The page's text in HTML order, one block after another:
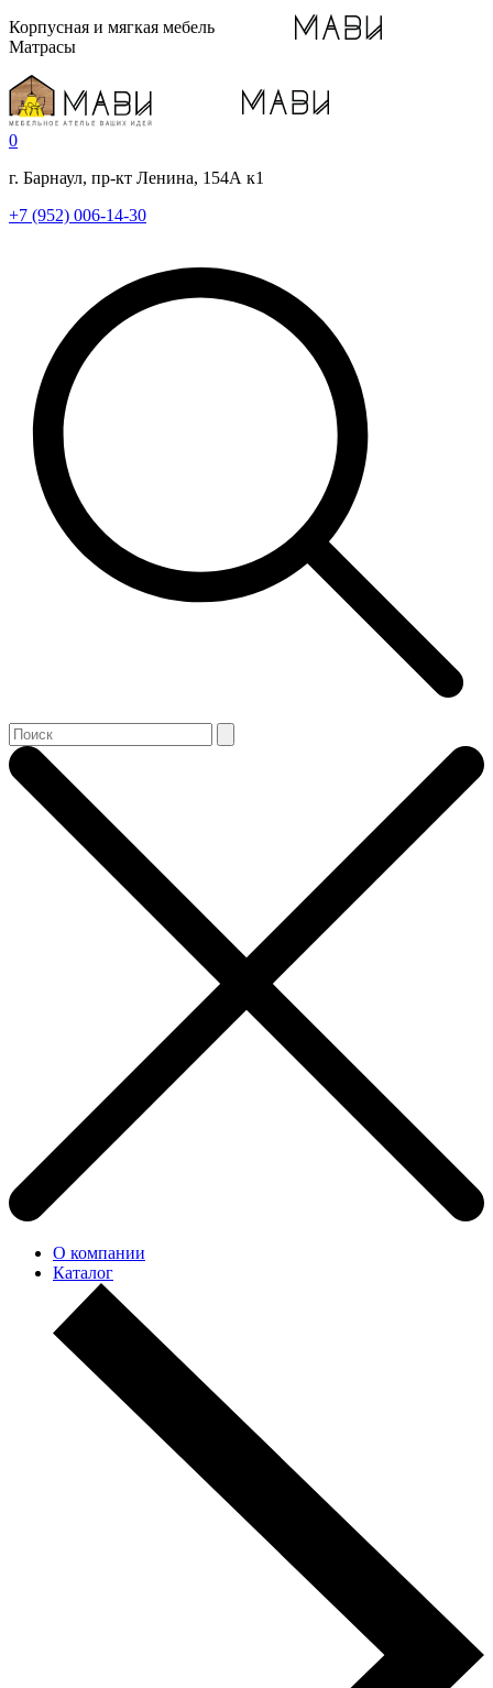
Корпусная и мягкая мебель
Матрасы
0
г. Барнаул, пр-кт Ленина, 154А к1
+7 (952) 006-14-30
О компании
Каталог